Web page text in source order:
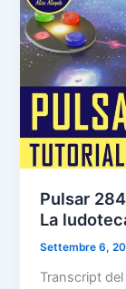
Pulsar
La
Settembre 6,
Transcript